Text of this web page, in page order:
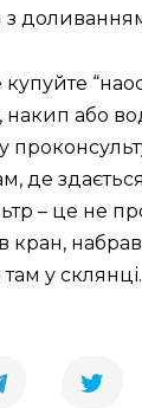
з
накип або
де
– це не
кран,
у склянці.